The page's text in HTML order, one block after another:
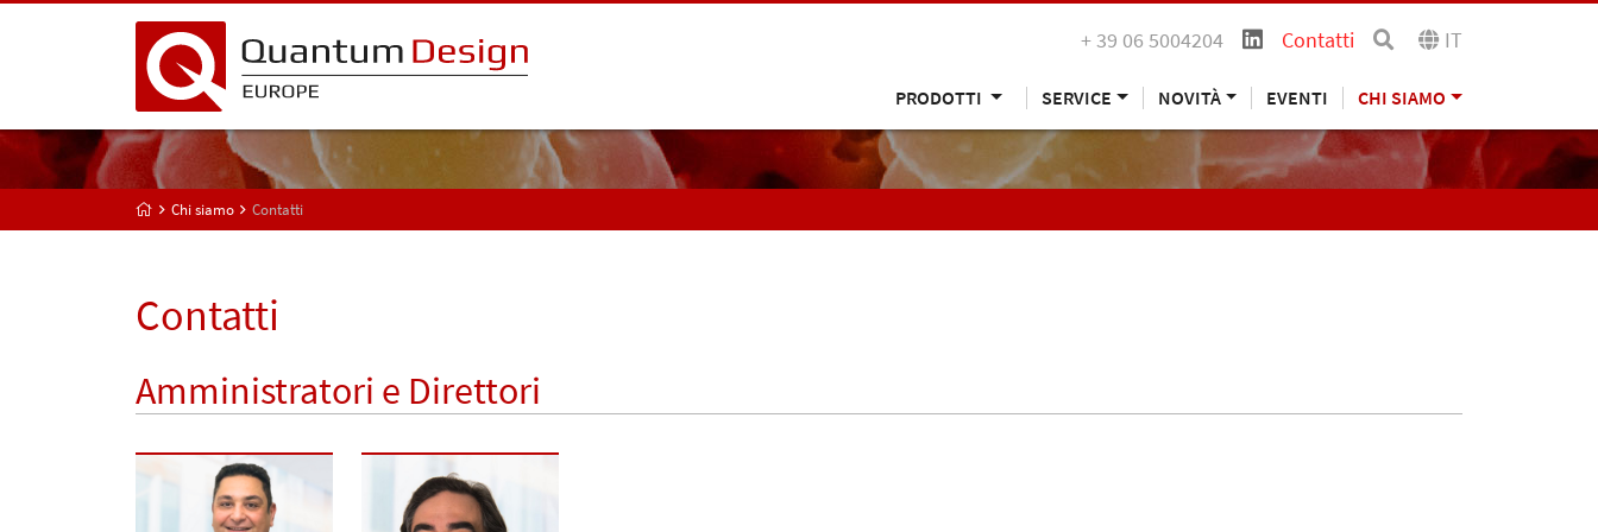
+ 39 06 5004204 Contatti IT
PRODOTTI SERVICE NOVITÀ EVENTI CHI SIAMO
Chi siamo Contatti
Contatti
Amministratori e Direttori